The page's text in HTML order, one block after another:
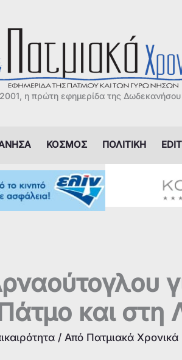
η πρώτη εφημερίδα της Δωδεκανήσου
ΚΟΣΜΟΣ ΠΟΛΙΤΙΚΗ
και στη
/ Από Πατμιακά Χρονικά